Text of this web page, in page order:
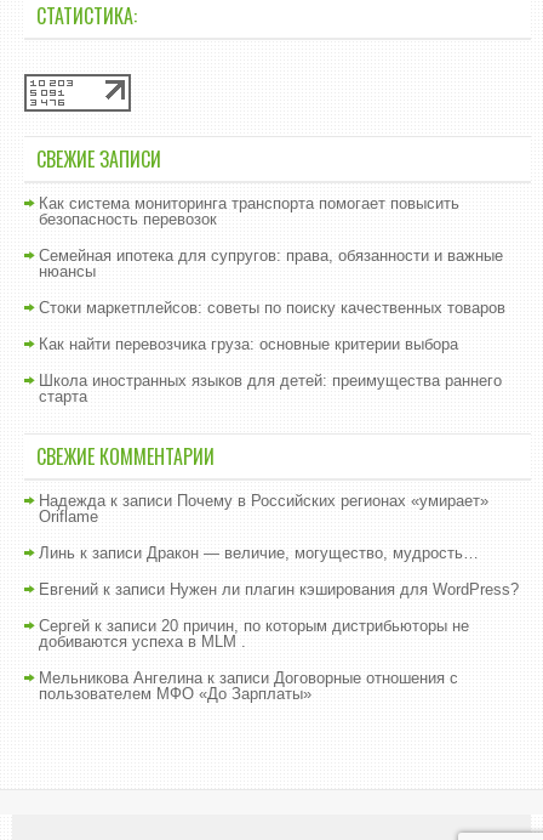
СТАТИСТИКА:
СВЕЖИЕ ЗАПИСИ
Как система мониторинга транспорта помогает повысить
безопасность перевозок
Семейная ипотека для супругов: права, обязанности и важные
нюансы
Стоки маркетплейсов: советы по поиску качественных товаров
Как найти перевозчика груза: основные критерии выбора
Школа иностранных языков для детей: преимущества раннего
старта
СВЕЖИЕ КОММЕНТАРИИ
Надеждак записи Почему в Российских регионах «умирает»
Oriflame
Линь к записи Дракон — величие, могущество, мудрость…
Евгений к записи Нужен ли плагин кэширования для WordPress?
Сергей к записи 20 причин, по которым дистрибьюторы не
добиваются успеха в MLM .
Мельникова Ангелинак записи Договорные отношения с
пользователем МФО «До Зарплаты»